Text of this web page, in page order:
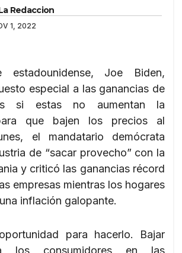
Redaccion
1, 2022
estadounidense, Joe Biden,
especial a las ganancias de
si estas no aumentan la
que bajen los precios al
el mandatario demócrata
de “sacar provecho” con la
y criticó las ganancias récord
empresas mientras los hogares
inflación galopante.
para hacerlo. Bajar
los consumidores en las